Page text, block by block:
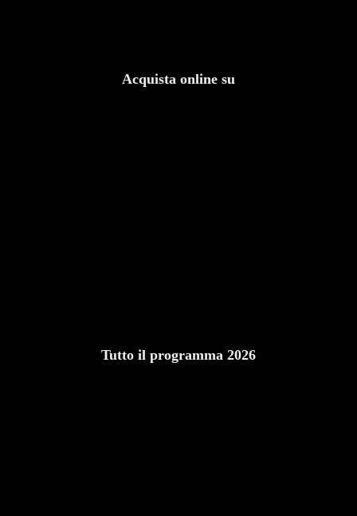
Acquista online su
Tutto il programma 2026